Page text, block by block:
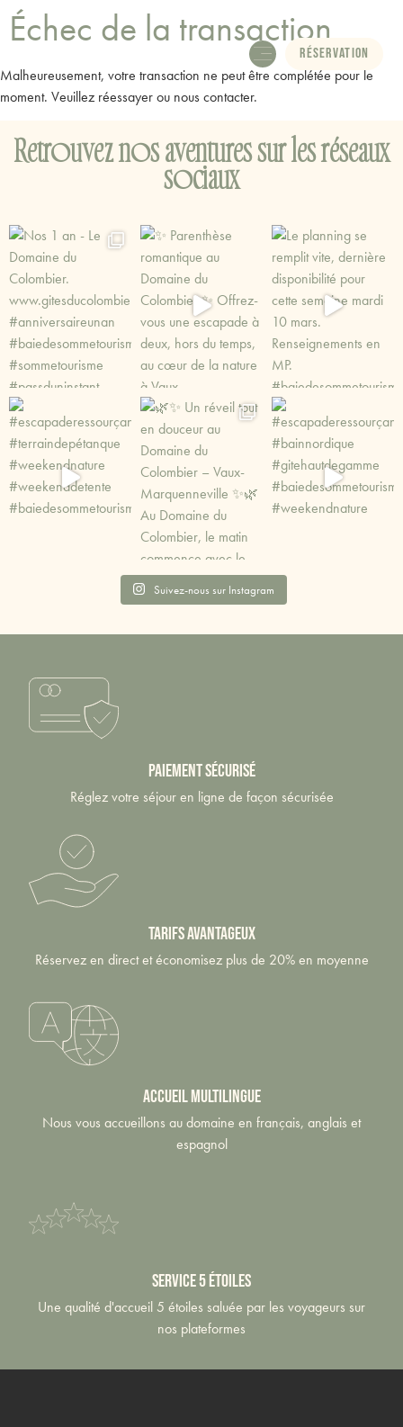
Réservation
Échec de la transaction
Malheureusement, votre transaction ne peut être complétée pour le
moment. Veuillez réessayer ou nous contacter.
Retrouvez nos aventures sur les réseaux
sociaux
Suivez-nous sur Instagram
Paiement sécurisé
Réglez votre séjour en ligne de façon sécurisée
tarifs avantageux
Réservez en direct et économisez plus de 20% en moyenne
Accueil multilingue
Nous vous accueillons au domaine en français, anglais et
espagnol
Service 5 étoiles
Une qualité d'accueil 5 étoiles saluée par les voyageurs sur
nos plateformes